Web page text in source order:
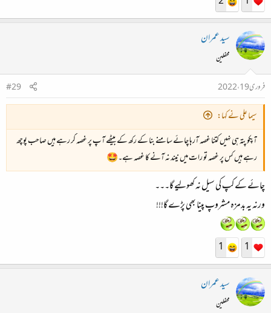
سید عمران
محفلین
فروری 19، 2022
#29
سیما علی نے کہا:
آپکو پتہ ہی نہیں کتنا غصہ آرہا چائے سامنے بنا کے رکھ کے بیٹھے آپ پر غصہ کر رہے ہیں صاحب پوچھ
رہے ہیں کس پر غصہ تو رات میں نیند نہ آنے کا غصہ ہے۔🤩
چائے کے کپ کی سیل نہ کھولیے گا۔۔۔
ورنہ یہ بدمزہ مشروپ پینا بھی پڑے گا!!!
1
1
سید عمران
محفلین